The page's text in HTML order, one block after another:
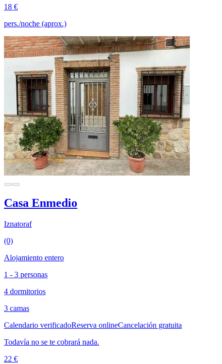
18 €
pers./noche (aprox.)
Casa Enmedio
Iznatoraf
(0)
Alojamiento entero
1 - 3 personas
4 dormitorios
3 camas
Calendario verificadoReserva onlineCancelación gratuita
Todavía no se te cobrará nada.
22 €